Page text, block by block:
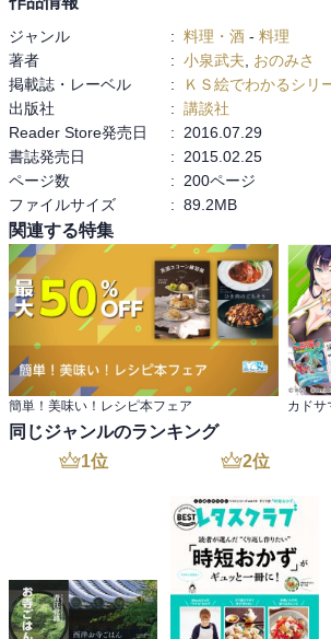
麹菌の酵素を利用した産業
麹は健康な体をつくる!”
発酵学者である著者による、日本の食とは
切っても切れない麹について記した一冊。
麹そのものについてから麹から造られた調
味料を使った料理のレシピまで、可愛らしい
イラストと共に書かれています。
上記の引用は、種麹の発明について書かれ
た項での一文。
日本に限らず、こうした古くからある食べも
のに関しては、科学という考え方が入る前か
ら、経験の積み重ねで自然に科学的に物を
作っていたのですね。
現代のように無菌操作が出来る施設もないで
しょうに、それでも種麹を作り続けられたの
ですから、先人の努力は素晴らしいものだと
レシピの点数もしっかりあって、料理のレ
パートリーを増やしたい方にもいい一冊なの
ーーーーー
ジャンル : 料理・酒 - 料理
著者
: 小泉武夫
おのみさ
掲載誌・レーベル
:
ＫＳ絵でわかるシリ
出版社
: 講談社
Reader Store発売日
:
2016.07.29
書誌発売日
:
2015.02.25
ページ数
:
200ページ
ファイルサイズ
: 89.2MB
関連する特集
簡単！美味い！レシピ本フェア カドサ
同じジャンルのランキング
1位 2位